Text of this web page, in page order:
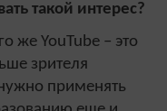
такой интерес?
же YouTube – это
зрителя
применять